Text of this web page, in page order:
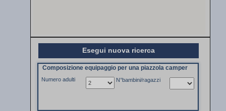
Esegui nuova ricerca
Composizione equipaggio per una piazzola camper
Numero adulti N°bambini/ragazzi